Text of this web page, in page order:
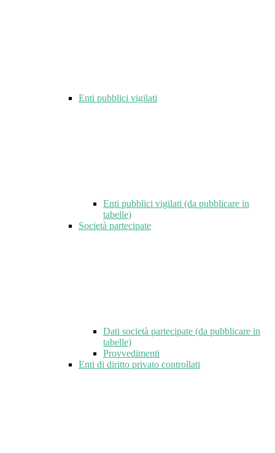
Enti pubblici vigilati
Enti pubblici vigilati (da pubblicare in
tabelle)
Società partecipate
Dati società partecipate (da pubblicare in
tabelle)
Provvedimenti
Enti di diritto privato controllati